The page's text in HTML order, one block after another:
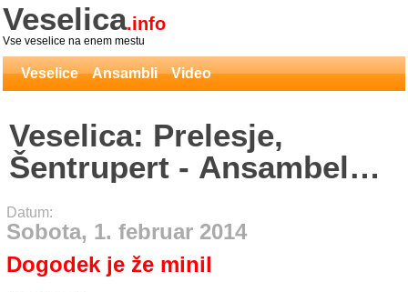
Veselica.info
Vse veselice na enem mestu
Veselice Ansambli Video
Veselica: Prelesje,
Šentrupert - Ansambel
Kolovrat
Datum:
Sobota, 1. februar 2014
Dogodek je že minil